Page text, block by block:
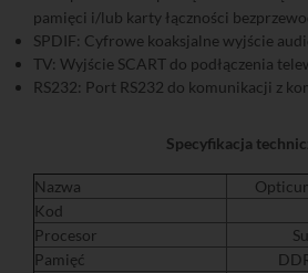
pamięci i/lub karty łączności
SPDIF: Cyfrowe koaksjalne wyjście
TV: Wyjście SCART do podłączenia
RS232: Port RS232 do komunikacji z
Specyfikacja
Nazwa
Kod
Procesor
Pamięć